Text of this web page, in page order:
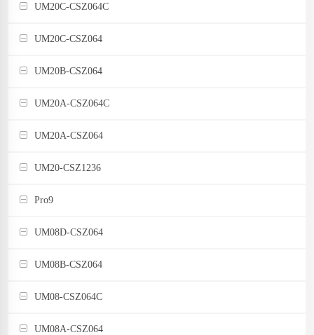
UM20C-CSZ064C
UM20C-CSZ064
UM20B-CSZ064
UM20A-CSZ064C
UM20A-CSZ064
UM20-CSZ1236
Pro9
UM08D-CSZ064
UM08B-CSZ064
UM08-CSZ064C
UM08A-CSZ064